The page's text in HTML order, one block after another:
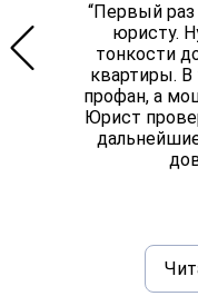
“Первый
юристу.
тонкости
квартиры. В
профан, а
Юрист